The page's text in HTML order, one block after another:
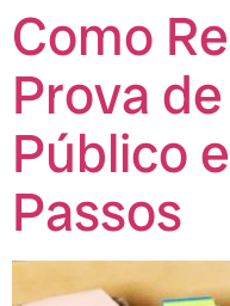
Como
Prova
Público
Passos